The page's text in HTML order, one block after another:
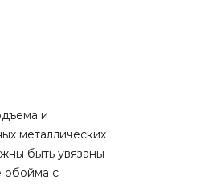
и
металлических
быть увязаны
обойма с